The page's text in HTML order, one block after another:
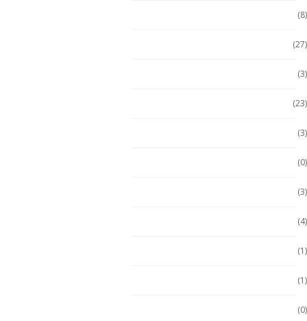
(8)
(27)
(3)
(23)
(3)
(0)
(3)
(4)
(1)
(1)
(0)